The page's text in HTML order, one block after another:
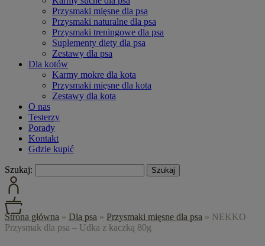
Przysmaki mięsne dla psa
Przysmaki naturalne dla psa
Przysmaki treningowe dla psa
Suplementy diety dla psa
Zestawy dla psa
Dla kotów
Karmy mokre dla kota
Przysmaki mięsne dla kota
Zestawy dla kota
O nas
Testerzy
Porady
Kontakt
Gdzie kupić
Szukaj:
Strona główna » Dla psa » Przysmaki mięsne dla psa » NEKKO
Przysmak dla psa – Udka z kaczką 80g